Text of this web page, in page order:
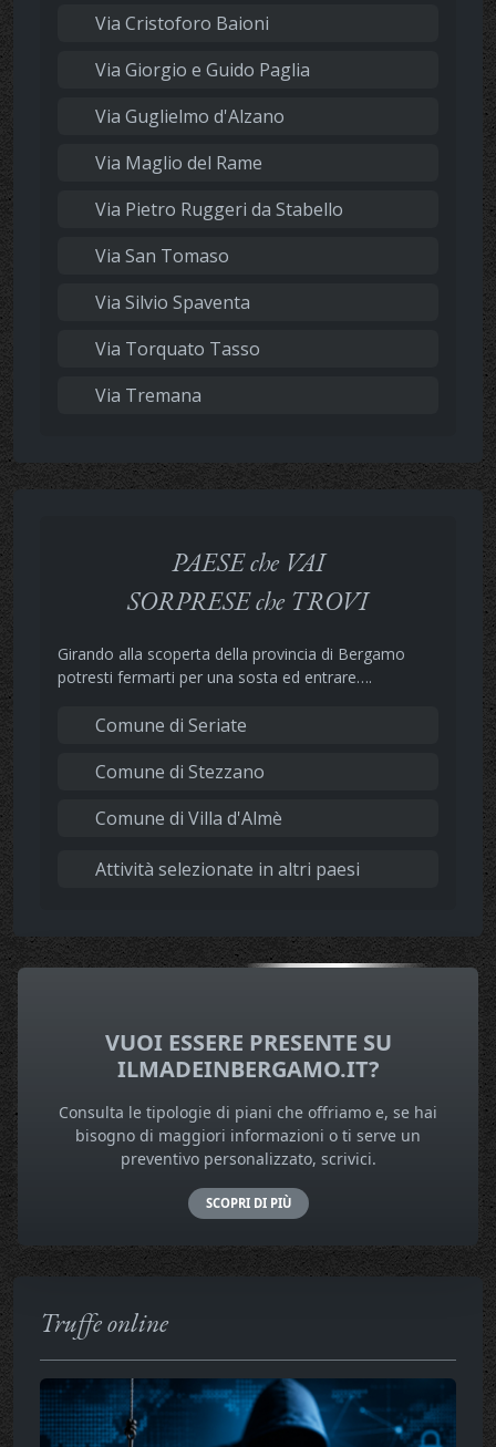
Via Cristoforo Baioni
Via Giorgio e Guido Paglia
Via Guglielmo d'Alzano
Via Maglio del Rame
Via Pietro Ruggeri da Stabello
Via San Tomaso
Via Silvio Spaventa
Via Torquato Tasso
Via Tremana
PAESE che VAI
SORPRESE che TROVI
Girando alla scoperta della provincia di Bergamo
potresti fermarti per una sosta ed entrare….
Comune di Seriate
Comune di Stezzano
Comune di Villa d'Almè
Attività selezionate in altri paesi
VUOI ESSERE PRESENTE SU
ILMADEINBERGAMO.IT?
Consulta le tipologie di piani che offriamo e, se hai
bisogno di maggiori informazioni o ti serve un
preventivo personalizzato, scrivici.
SCOPRI DI PIÙ
Truffe online